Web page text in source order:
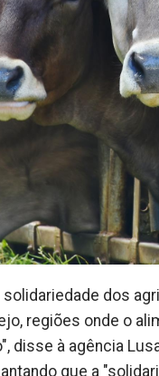
solidariedade dos
regiões onde o
disse à agência
que a